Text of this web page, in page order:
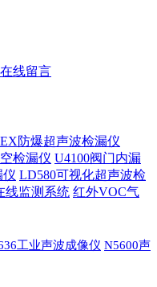
在线留言
防爆超声波检漏仪
检漏仪 U4100阀门内漏
仪 LD580可视化超声波检
线监测系统 红外VOC气
工业声波成像仪 N5600声